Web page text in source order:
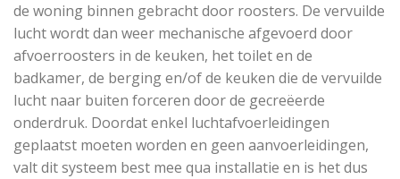
de woning binnen gebracht door roosters. De vervuilde
lucht wordt dan weer mechanische afgevoerd door
afvoerroosters in de keuken, het toilet en de
badkamer, de berging en/of de keuken die de vervuilde
lucht naar buiten forceren door de gecreëerde
onderdruk. Doordat enkel luchtafvoerleidingen
geplaatst moeten worden en geen aanvoerleidingen,
valt dit systeem best mee qua installatie en is het dus